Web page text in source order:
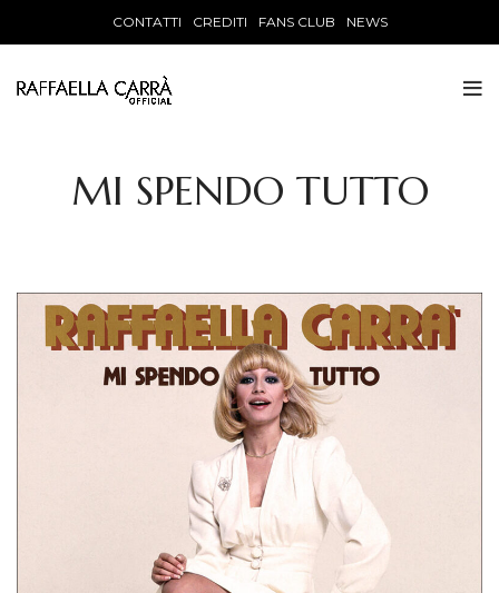
CONTATTI CREDITI FANS CLUB NEWS
MI SPENDO TUTTO